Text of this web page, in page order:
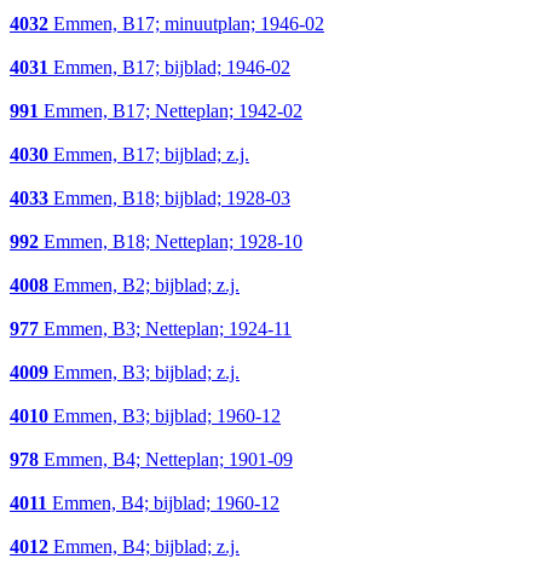
4032 Emmen, B17; minuutplan; 1946-02
4031 Emmen, B17; bijblad; 1946-02
991 Emmen, B17; Netteplan; 1942-02
4030 Emmen, B17; bijblad; z.j.
4033 Emmen, B18; bijblad; 1928-03
992 Emmen, B18; Netteplan; 1928-10
4008 Emmen, B2; bijblad; z.j.
977 Emmen, B3; Netteplan; 1924-11
4009 Emmen, B3; bijblad; z.j.
4010 Emmen, B3; bijblad; 1960-12
978 Emmen, B4; Netteplan; 1901-09
4011 Emmen, B4; bijblad; 1960-12
4012 Emmen, B4; bijblad; z.j.